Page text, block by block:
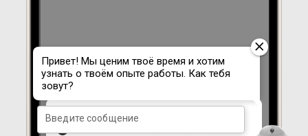
Um das interaktive Beispiel